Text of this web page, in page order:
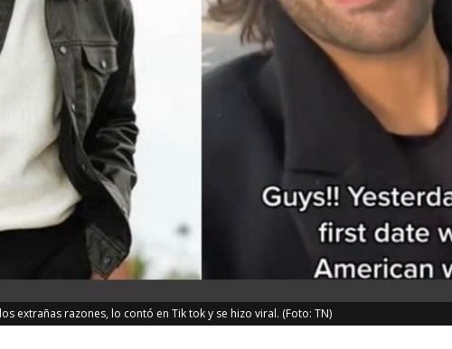
extrañas razones, lo contó en Tik tok y se hizo viral. (Foto: TN)